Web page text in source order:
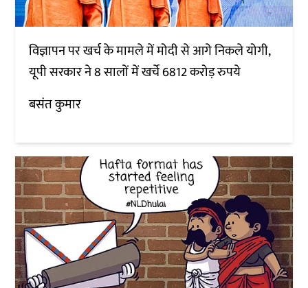
विज्ञापन पर खर्च के मामले में मोदी से आगे निकले योगी,
यूपी सरकार ने 8 सालों में खर्चे 6812 करोड़ रुपये
बसंत कुमार